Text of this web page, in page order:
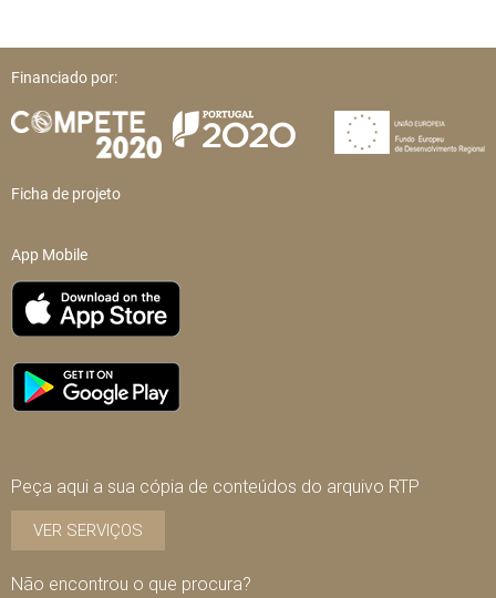
Financiado por:
Ficha de projeto
App Mobile
Peça aqui a sua cópia de conteúdos do arquivo RTP
VER SERVIÇOS
Não encontrou o que procura?